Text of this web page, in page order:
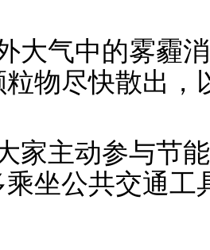
大气中的雾霾
粒物尽快散出，
家主动参与节
乘坐公共交通工